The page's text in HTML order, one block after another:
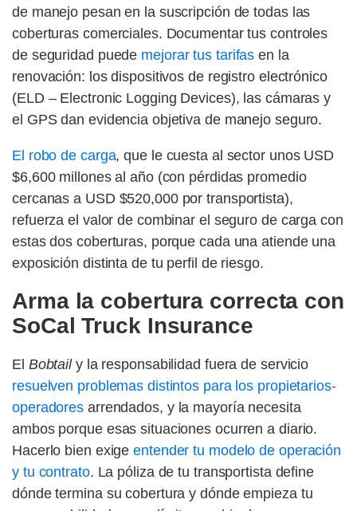
de manejo pesan en la suscripción de todas las
coberturas comerciales. Documentar tus controles
de seguridad puede mejorar tus tarifas en la
renovación: los dispositivos de registro electrónico
(ELD – Electronic Logging Devices), las cámaras y
el GPS dan evidencia objetiva de manejo seguro.
El robo de carga, que le cuesta al sector unos USD
$6,600 millones al año (con pérdidas promedio
cercanas a USD $520,000 por transportista),
refuerza el valor de combinar el seguro de carga con
estas dos coberturas, porque cada una atiende una
exposición distinta de tu perfil de riesgo.
Arma la cobertura correcta con
SoCal Truck Insurance
El Bobtail y la responsabilidad fuera de servicio
resuelven problemas distintos para los propietarios-
operadores arrendados, y la mayoría necesita
ambos porque esas situaciones ocurren a diario.
Hacerlo bien exigeentender tu modelo de operación
y tu contrato. La póliza de tu transportista define
dónde termina su cobertura y dónde empieza tu